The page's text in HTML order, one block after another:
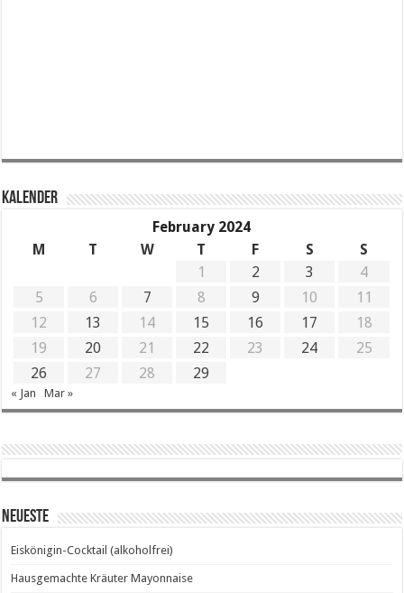
KALENDER
February 2024
M
T W T F S
S
1
2 3
4
5
6 7 8 9 10
11
12
13 14 15 16 17
18
19
20 21 22 23 24
25
26
27 28 29
« Jan Mar »
Neueste
Eiskönigin-Cocktail (alkoholfrei)
Hausgemachte Kräuter Mayonnaise